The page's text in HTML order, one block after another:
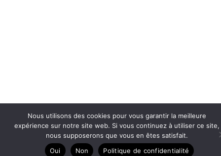
Nous utilisons des cookies pour vous garantir la meilleure
expérience sur notre site web. Si vous continuez à utiliser ce site,
nous supposerons que vous en êtes satisfait.
Oui
Non Politique de confidentialité